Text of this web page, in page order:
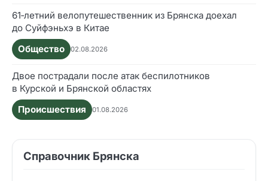
61‑летний велопутешественник из Брянска доехал
до Суйфэньхэ в Китае
Общество
02.08.2026
Двое пострадали после атак беспилотников
в Курской и Брянской областях
Происшествия
01.08.2026
Справочник Брянска